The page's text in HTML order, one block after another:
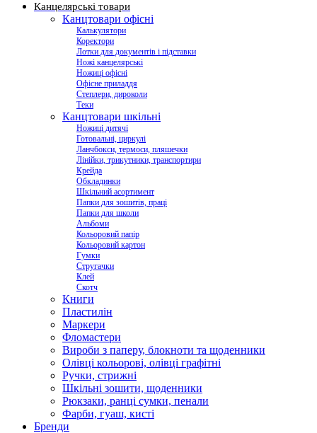
Канцелярські товари
Канцтовари офісні
Калькулятори
Коректори
Лотки для документів і підставки
Ножі канцелярські
Ножиці офісні
Офісне приладдя
Степлери, дироколи
Теки
Канцтовари шкільні
Ножиці дитячі
Готовальні, циркулі
Ланчбокси, термоси, пляшечки
Лінійки, трикутники, транспортири
Крейда
Обкладинки
Шкільний асортимент
Папки для зошитів, праці
Папки для школи
Альбоми
Кольоровий папір
Кольоровий картон
Гумки
Стругачки
Клей
Скотч
Книги
Пластилін
Маркери
Фломастери
Вироби з паперу, блокноти та щоденники
Олівці кольорові, олівці графітні
Ручки, стрижні
Шкільні зошити, щоденники
Рюкзаки, ранці сумки, пенали
Фарби, гуаш, кисті
Бренди